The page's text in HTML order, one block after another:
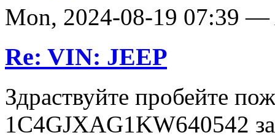
Mon, 2024-08-19 07:39 —
Re: VIN: JEEP
Здраствуйте пробейте
1C4GJXAG1KW640542